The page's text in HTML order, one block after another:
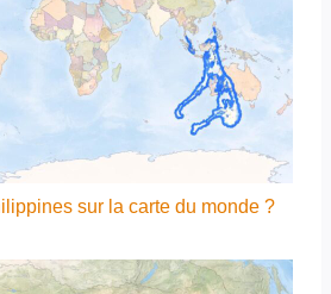
sur la carte du monde ?